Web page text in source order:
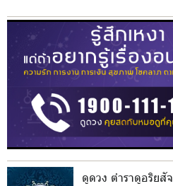
ดูดวง ตำราดูอริยสัจ